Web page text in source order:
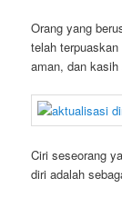
Orang yang
telah
aman, dan kasih
Ciri seseorang
diri adalah